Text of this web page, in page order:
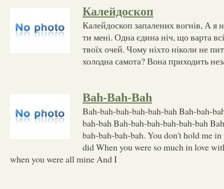
Калейдоскоп
Калейдоскоп запалених вогнів, А я
ти мені. Одна єдина ніч, що варта
твоїх очей. Чому ніхто ніколи не
холодна самота? Вона приходить
Bah-Bah-Bah
Bah-bah-bah-bah-bah-bah Bah-bah-
bah-bah Bah-bah-bah-bah-bah-bah
bah-bah-bah-bah. You don't hold me
did When you were so much in love
when you were all mine And I